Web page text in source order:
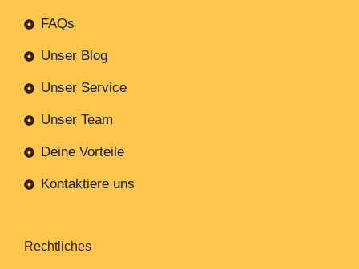
FAQs
Unser Blog
Unser Service
Unser Team
Deine Vorteile
Kontaktiere uns
Rechtliches